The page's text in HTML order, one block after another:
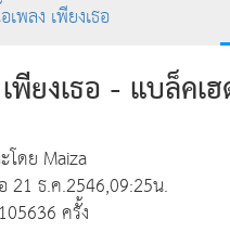
เพลง เพียงเธอ
พียงเธอ - แบล็ค
โดย Maiza
21 ธ.ค.2546,09:25น.
ครั้ง